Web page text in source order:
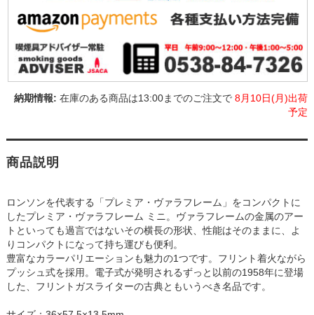
在庫のある商品は13:00までのご注文で8月10日(月)出荷
予定
商品説明
ロンソンを代表する「プレミア・ヴァラフレーム」をコンパクトに
したプレミア・ヴァラフレーム ミニ。ヴァラフレームの金属のアー
トといっても過言ではないその横長の形状、性能はそのままに、よ
りコンパクトになって持ち運びも便利。
豊富なカラーパリエーションも魅力の1つです。フリント着火ながら
プッシュ式を採用。電子式が発明されるずっと以前の1958年に登場
した、フリントガスライターの古典ともいうべき名品です。